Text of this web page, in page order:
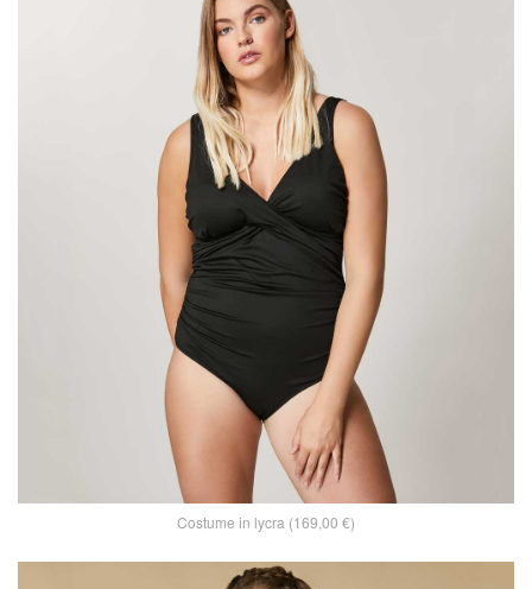
Costume in lycra (169,00 €)